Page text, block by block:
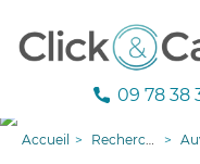
09 78 38
Accueil Recherche aide à domicile